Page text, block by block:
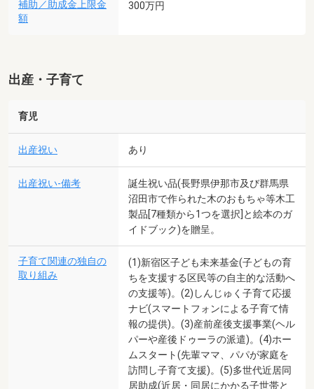
補助／助成金上限金
額
300万円
出産・子育て
育児
出産祝い あり
出産祝い-備考
誕生祝い品(長野県伊那市及び群馬県
沼田市で作られた木のおもちゃ等木工
製品[7種類から1つを選択]と絵本のガ
イドブック)を贈呈。
子育て関連の独自の
取り組み
(1)新宿区子ども未来基金(子どもの育
ちを支援する区民等の自主的な活動へ
の支援等)。(2)しんじゅく子育て応援
ナビ(スマートフォンによる子育て情
報の提供)。(3)産前産後支援事業(ヘル
パーや産後ドゥーラの派遣)。(4)ホー
ムスタート(先輩ママ、パパが家庭を
訪問し子育て支援)。(5)多世代近居同
居助成(近居・同居にかかる子世帯と